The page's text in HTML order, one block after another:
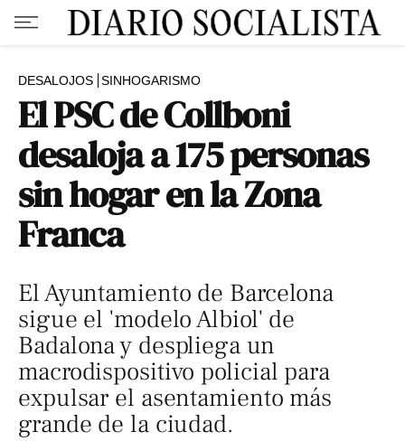
DESALOJOS SINHOGARISMO
El PSC de Collboni
desaloja a 175 personas
sin hogar en la Zona
Franca
El Ayuntamiento de Barcelona
sigue el 'modelo Albiol' de
Badalona y despliega un
macrodispositivo policial para
expulsar el asentamiento más
grande de la ciudad.